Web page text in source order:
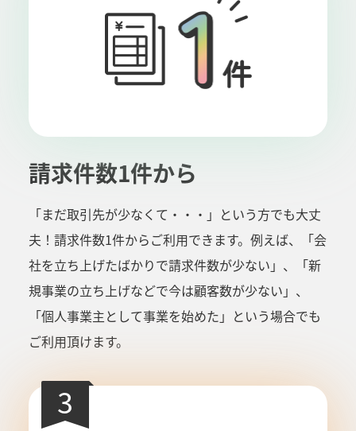
請求件数1件から
「まだ取引先が少なくて・・・」という方でも大丈
夫！請求件数1件からご利用できます。例えば、「会
社を立ち上げたばかりで請求件数が少ない」、「新
規事業の立ち上げなどで今は顧客数が少ない」、
「個人事業主として事業を始めた」という場合でも
ご利用頂けます。
3